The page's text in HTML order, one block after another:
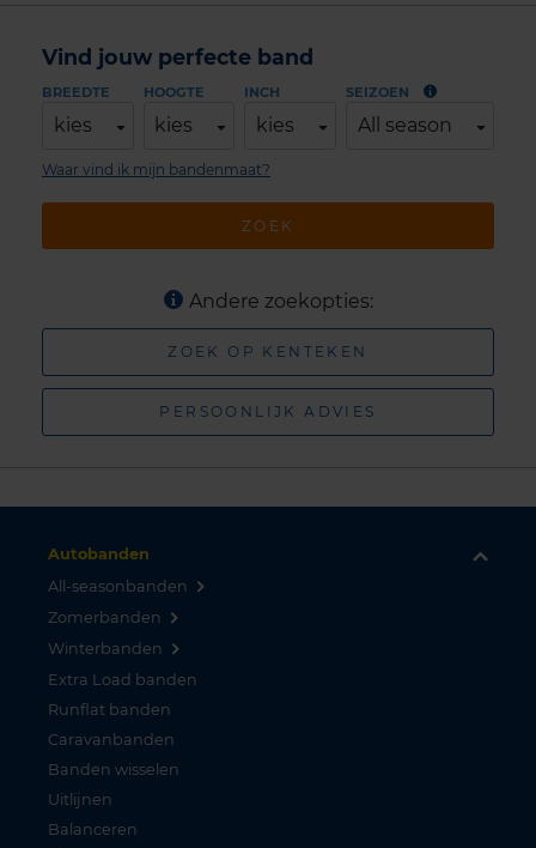
Vind jouw perfecte band
BREEDTE
kies
HOOGTE
kies
INCH
kies
SEIZOEN
All season
ZOEK
Waar vind ik mijn bandenmaat?
Andere zoekopties:
ZOEK OP KENTEKEN
PERSOONLIJK ADVIES
Autobanden
All-seasonbanden
Zomerbanden
Winterbanden
Extra Load banden
Runflat banden
Caravanbanden
Banden wisselen
Uitlijnen
Balanceren